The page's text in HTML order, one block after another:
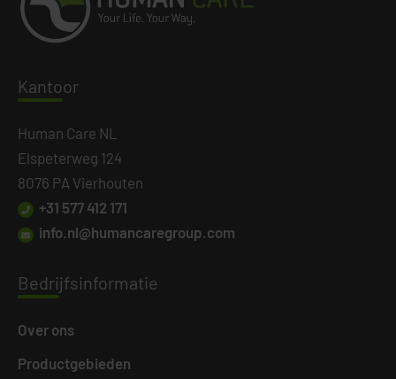
Kantoor
Human Care NL
Elspeterweg 124
8076 PA Vierhouten
+31 577 412 171
info.nl@humancaregroup.com
Bedrijfsinformatie
Over ons
Productgebieden